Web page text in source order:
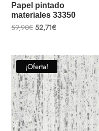
Papel pintado
materiales 33350
59,90€El
precio
59,90€.
52,71€El
52,71€.
¡Oferta!